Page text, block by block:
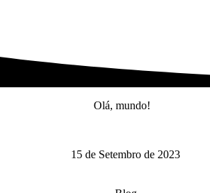
Olá, mundo!
15 de Setembro de 2023